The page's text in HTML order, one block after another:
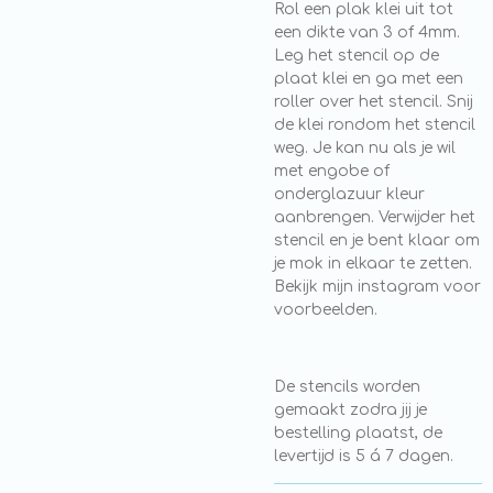
Rol een plak klei uit tot
een dikte van 3 of 4mm.
Leg het stencil op de
plaat klei en ga met een
roller over het stencil. Snij
de klei rondom het stencil
weg. Je kan nu als je wil
met engobe of
onderglazuur kleur
aanbrengen. Verwijder het
stencil en je bent klaar om
je mok in elkaar te zetten.
Bekijk mijn instagram voor
voorbeelden.
De stencils worden
gemaakt zodra jij je
bestelling plaatst, de
levertijd is 5 á 7 dagen.